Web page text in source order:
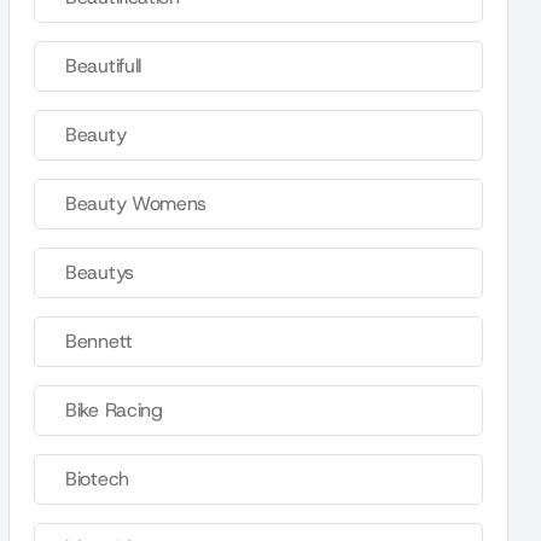
Beautifull
Beauty
Beauty Womens
Beautys
Bennett
Bike Racing
Biotech